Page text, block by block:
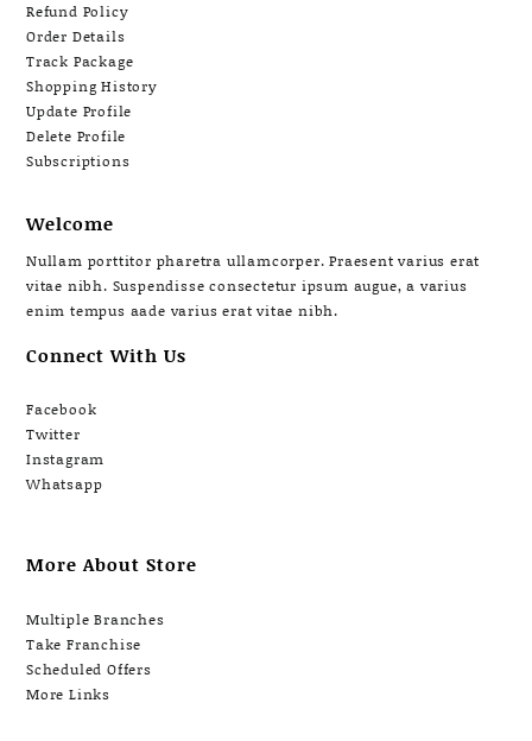
Refund Policy
Order Details
Track Package
Shopping History
Update Profile
Delete Profile
Subscriptions
Welcome
Nullam porttitor pharetra ullamcorper. Praesent varius erat
vitae nibh. Suspendisse consectetur ipsum augue, a varius
enim tempus aade varius erat vitae nibh.
Connect With Us
Facebook
Twitter
Instagram
Whatsapp
More About Store
Multiple Branches
Take Franchise
Scheduled Offers
More Links